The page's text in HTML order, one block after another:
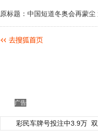
原标题：中国短道冬奥会再蒙
广告
彩民车牌号投注中3.9万